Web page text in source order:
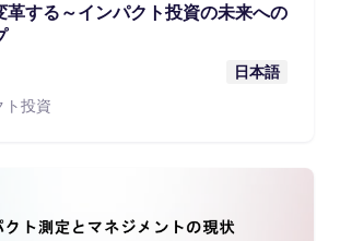
革する～インパクト投資の未来への
日本語
ト投資